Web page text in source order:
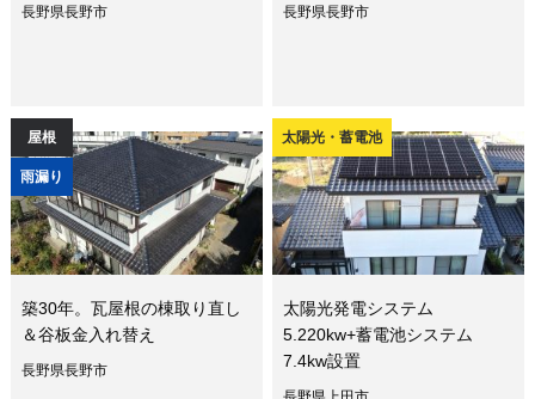
長野県長野市 長野県長野市
屋根
雨漏り
築30年。瓦屋根の棟取り直し
＆谷板金入れ替え
長野県長野市
太陽光・蓄電池
太陽光発電システム
5.220kw+蓄電池システム
7.4kw設置